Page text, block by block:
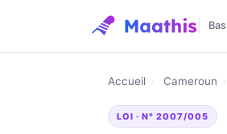
Accueil Cameroun
LOI · N° 2007/005